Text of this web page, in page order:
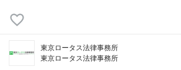
東京ロータス法律事務所
東京ロータス法律事務所